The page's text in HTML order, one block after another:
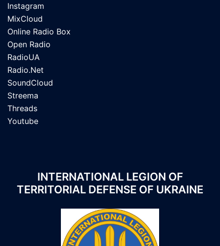
Instagram
MixCloud
Online Radio Box
Open Radio
RadioUA
Radio.Net
SoundCloud
Streema
Threads
Youtube
INTERNATIONAL LEGION OF
TERRITORIAL DEFENSE OF UKRAINE